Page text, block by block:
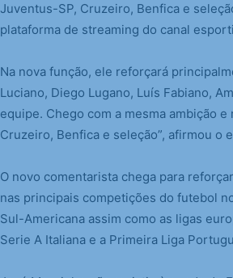
Juventus-SP, Cruzeiro, Benfica e
plataforma de streaming do canal
Na nova função, ele reforçará
Luciano, Diego Lugano, Luís Fabiano,
equipe. Chego com a mesma ambição
Cruzeiro, Benfica e seleção”, afirmou o
O novo comentarista chega para
nas principais competições do futebol
Sul-Americana assim como as ligas
Serie A Italiana e a Primeira Liga